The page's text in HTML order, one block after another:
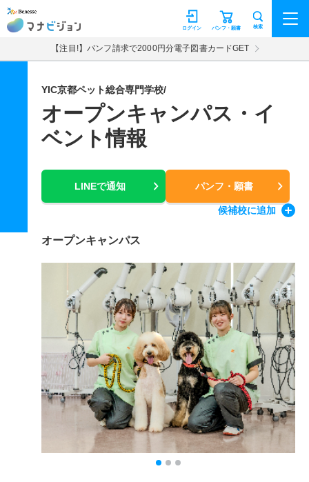
マナビジョン パンフ・願書
ログイン 検索
【注目!】パンフ請求で2000円分電子図書カードGET
YIC京都ペット総合専門学校/
オープンキャンパス・イ
ベント情報
LINEで通知 パンフ・願書
候補校に追加
オープンキャンパス